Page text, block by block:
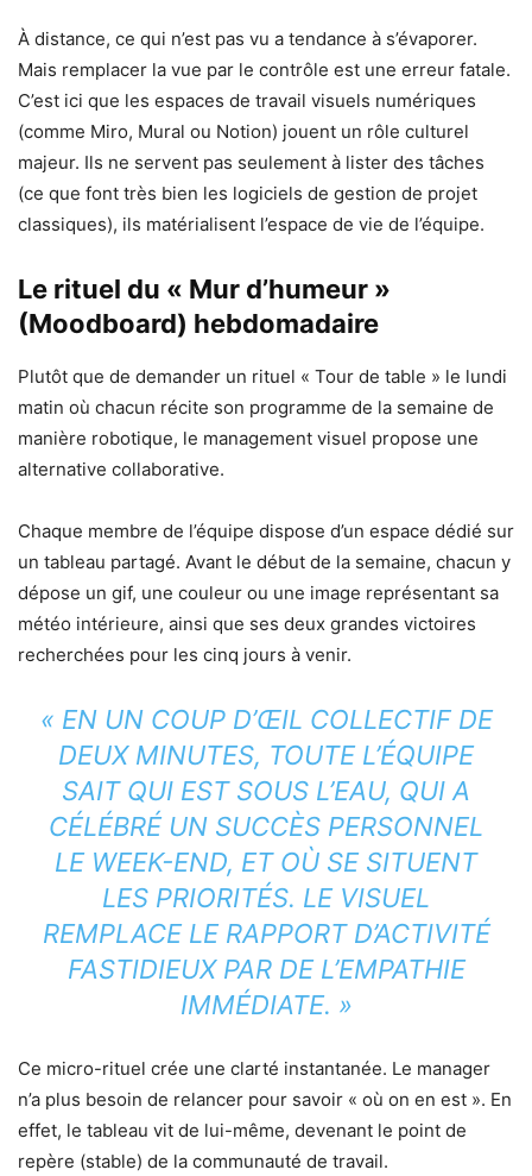
À distance, ce qui n’est pas vu a tendance à s’évaporer.
Mais remplacer la vue par le contrôle est une erreur fatale.
C’est ici que les espaces de travail visuels numériques
(comme Miro, Mural ou Notion) jouent un rôle culturel
majeur. Ils ne servent pas seulement à lister des tâches
(ce que font très bien les logiciels de gestion de projet
classiques), ils matérialisent l’espace de vie de l’équipe.
Le rituel du « Mur d’humeur »
(Moodboard) hebdomadaire
Plutôt que de demander un rituel « Tour de table » le lundi
matin où chacun récite son programme de la semaine de
manière robotique, le management visuel propose une
alternative collaborative.
Chaque membre de l’équipe dispose d’un espace dédié sur
un tableau partagé. Avant le début de la semaine, chacun y
dépose un gif, une couleur ou une image représentant sa
météo intérieure, ainsi que ses deux grandes victoires
recherchées pour les cinq jours à venir.
« EN UN COUP D’ŒIL COLLECTIF DE
DEUX MINUTES, TOUTE L’ÉQUIPE
SAIT QUI EST SOUS L’EAU, QUI A
CÉLÉBRÉ UN SUCCÈS PERSONNEL
LE WEEK-END, ET OÙ SE SITUENT
LES PRIORITÉS. LE VISUEL
REMPLACE LE RAPPORT D’ACTIVITÉ
FASTIDIEUX PAR DE L’EMPATHIE
IMMÉDIATE. »
Ce micro-rituel crée une clarté instantanée. Le manager
n’a plus besoin de relancer pour savoir « où on en est ». En
effet, le tableau vit de lui-même, devenant le point de
repère (stable) de la communauté de travail.